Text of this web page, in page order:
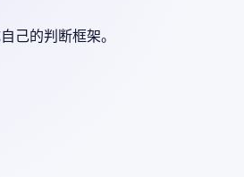
己的判断框架。